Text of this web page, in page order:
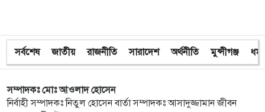
অবরুদ্ধ জামায়াত নেতাকে উদ্ধার করলেন এনসিপি নেত্রী ডা.
মিতু
১০
ভোটকেন্দ্রের সামনে বস্তাভর্তি টাকাসহ স্বেচ্ছাসেবকদল নেতা
১১
সর্বশেষ জাতীয় রাজনীতি সারাদেশ অর্থনীতি মুন্সীগঞ্জ ধর্ম
সম্পাদকঃ মোঃ আওলাদ হোসেন
নির্বাহী সম্পাদকঃ নিতুল হোসেন বার্তা সম্পাদকঃ আসাদুজ্জামান জীবন